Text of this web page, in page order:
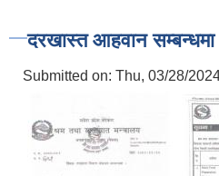
दरखास्त आहवान
Submitted on: Thu, 03/28/